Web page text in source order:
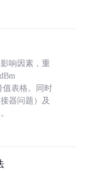
响因素，重
值表格。同时
器问题）及